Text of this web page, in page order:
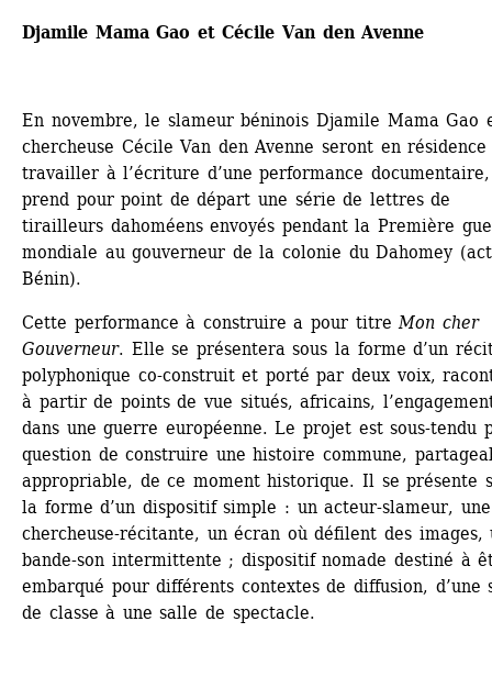
Djamile Mama Gao et Cécile Van den Avenne
En novembre, le slameur béninois Djamile Mama Gao
chercheuse Cécile Van den Avenne seront en
travailler à l’écriture d’une performance
prend pour point de départ une série de lettres de
tirailleurs dahoméens envoyés pendant la Première
mondiale au gouverneur de la colonie du Dahomey
Bénin).
Cette performance à construire a pour titre Mon cher
Gouverneur. Elle se présentera sous la forme d’un
polyphonique co-construit et porté par deux voix,
à partir de points de vue situés, africains,
dans une guerre européenne. Le projet est sous-tendu
question de construire une histoire commune,
appropriable, de ce moment historique. Il se présente
la forme d’un dispositif simple : un acteur-slameur, une
chercheuse-récitante, un écran où défilent des images,
bande-son intermittente ; dispositif nomade destiné à
embarqué pour différents contextes de diffusion, d’une
de classe à une salle de spectacle.